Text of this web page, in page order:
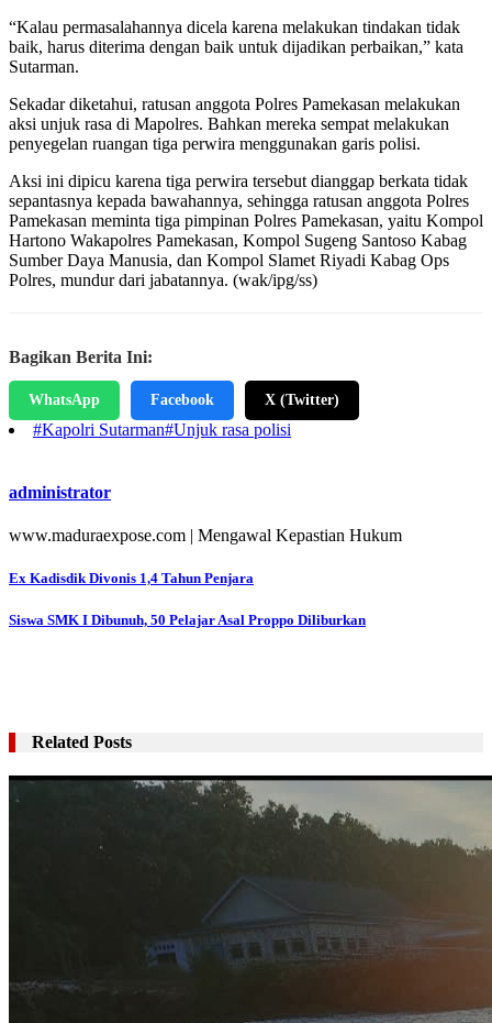
“Kalau permasalahannya dicela karena melakukan tindakan tidak
baik, harus diterima dengan baik untuk dijadikan perbaikan,” kata
Sutarman.
Sekadar diketahui, ratusan anggota Polres Pamekasan melakukan
aksi unjuk rasa di Mapolres. Bahkan mereka sempat melakukan
penyegelan ruangan tiga perwira menggunakan garis polisi.
Aksi ini dipicu karena tiga perwira tersebut dianggap berkata tidak
sepantasnya kepada bawahannya, sehingga ratusan anggota Polres
Pamekasan meminta tiga pimpinan Polres Pamekasan, yaitu Kompol
Hartono Wakapolres Pamekasan, Kompol Sugeng Santoso Kabag
Sumber Daya Manusia, dan Kompol Slamet Riyadi Kabag Ops
Polres, mundur dari jabatannya. (wak/ipg/ss)
Bagikan Berita Ini:
WhatsApp Facebook X (Twitter)
#Kapolri Sutarman#Unjuk rasa polisi
administrator
www.maduraexpose.com | Mengawal Kepastian Hukum
Navigasi
pos
Ex Kadisdik Divonis 1,4 Tahun Penjara
Siswa SMK I Dibunuh, 50 Pelajar Asal Proppo Diliburkan
Related Posts